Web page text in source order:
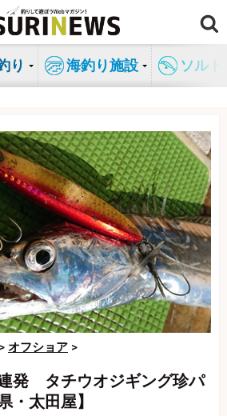
り 海釣り施設 ソル
> オフショア >
発 タチウオジギング珍パ
・太田屋】